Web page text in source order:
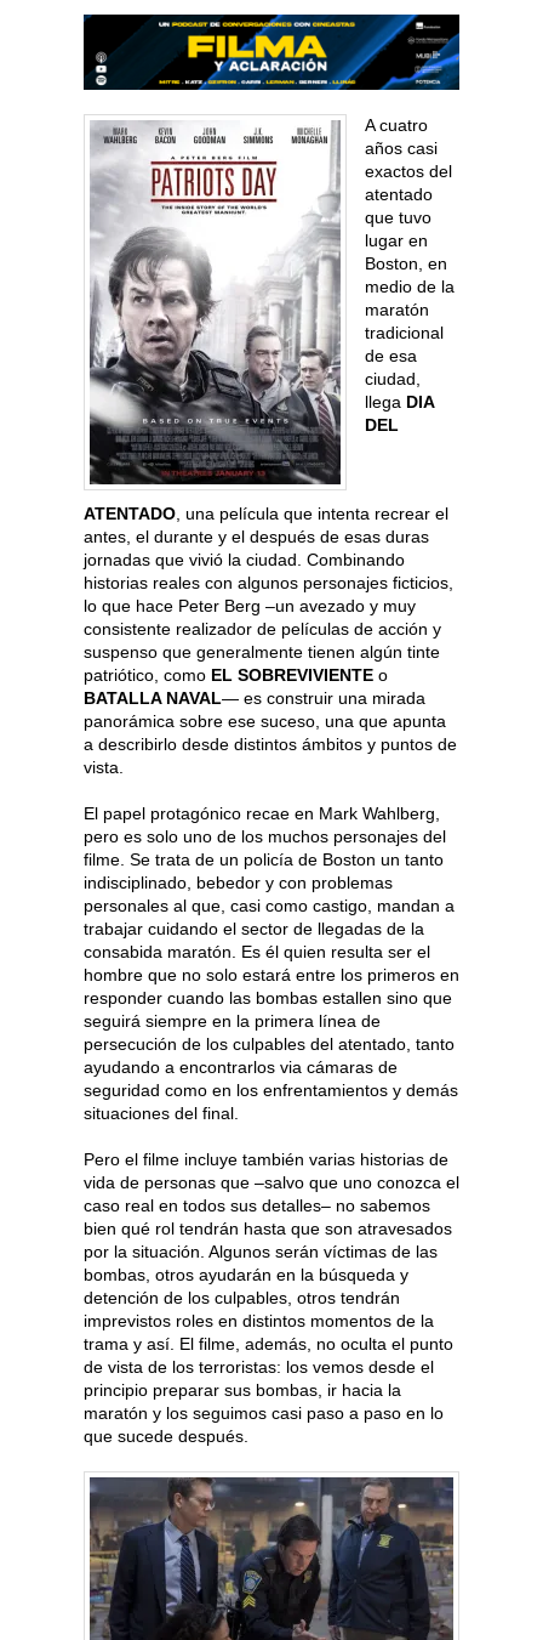
A cuatro
años casi
exactos del
atentado
que tuvo
lugar en
Boston, en
medio de la
maratón
tradicional
de esa
ciudad,
llega DIA
DEL
ATENTADO , una película que intenta recrear el
antes, el durante y el después de esas duras
jornadas que vivió la ciudad. Combinando
historias reales con algunos personajes ficticios,
lo que hace Peter Berg –un avezado y muy
consistente realizador de películas de acción y
suspenso que generalmente tienen algún tinte
patriótico, como EL SOBREVIVIENTE o
BATALLA NAVAL— es construir una mirada
panorámica sobre ese suceso, una que apunta
a describirlo desde distintos ámbitos y puntos de
vista.
El papel protagónico recae en Mark Wahlberg,
pero es solo uno de los muchos personajes del
filme. Se trata de un policía de Boston un tanto
indisciplinado, bebedor y con problemas
personales al que, casi como castigo, mandan a
trabajar cuidando el sector de llegadas de la
consabida maratón. Es él quien resulta ser el
hombre que no solo estará entre los primeros en
responder cuando las bombas estallen sino que
seguirá siempre en la primera línea de
persecución de los culpables del atentado, tanto
ayudando a encontrarlos via cámaras de
seguridad como en los enfrentamientos y demás
situaciones del final.
Pero el filme incluye también varias historias de
vida de personas que –salvo que uno conozca el
caso real en todos sus detalles– no sabemos
bien qué rol tendrán hasta que son atravesados
por la situación. Algunos serán víctimas de las
bombas, otros ayudarán en la búsqueda y
detención de los culpables, otros tendrán
imprevistos roles en distintos momentos de la
trama y así. El filme, además, no oculta el punto
de vista de los terroristas: los vemos desde el
principio preparar sus bombas, ir hacia la
maratón y los seguimos casi paso a paso en lo
que sucede después.